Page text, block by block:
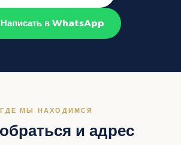
Написать в WhatsApp
ГДЕ МЫ НАХОДИМСЯ
и адрес